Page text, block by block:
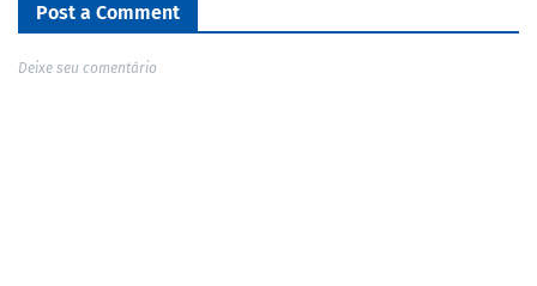
Post a Comment
Deixe seu comentário